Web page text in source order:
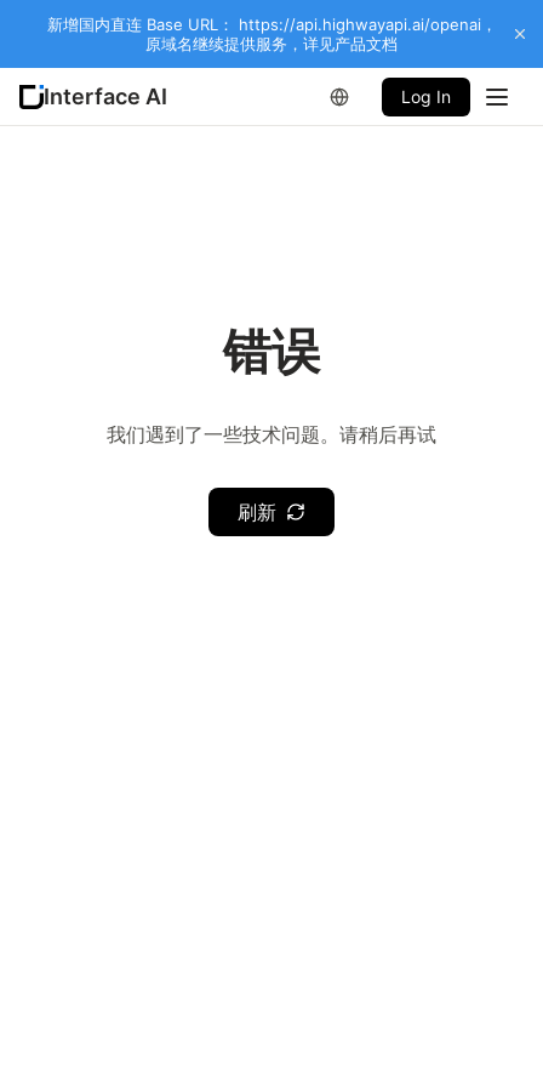
新增国内直连 Base URL： https://api.highwayapi.ai/openai，
原域名继续提供服务，详见产品文档
Interface AI Log In
错误
我们遇到了一些技术问题。请稍后再试
刷新